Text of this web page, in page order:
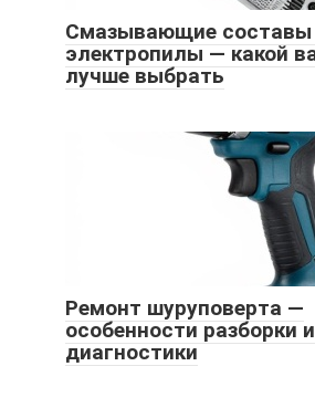
Смазывающие составы
электропилы — какой
лучше выбрать
Ремонт шуруповерта —
особенности разборки и
диагностики